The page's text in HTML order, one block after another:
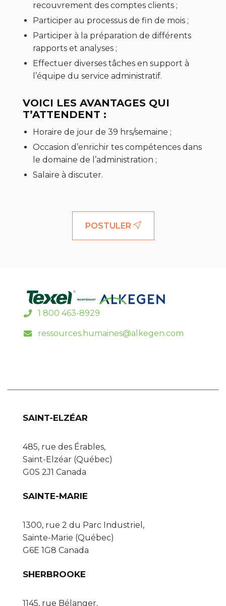
recouvrement des comptes clients ;
Participer au processus de fin de mois ;
Participer à la préparation de différents
rapports et analyses ;
Effectuer diverses tâches en support à
l’équipe du service administratif.
VOICI LES AVANTAGES QUI
T’ATTENDENT :
Horaire de jour de 39 hrs/semaine ;
Occasion d’enrichir tes compétences dans
le domaine de l’administration ;
Salaire à discuter.
POSTULER
1 800 463-8929
ressources.humaines@alkegen.com
SAINT-ELZÉAR
485, rue des Érables,
Saint-Elzéar (Québec)
G0S 2J1 Canada
SAINTE-MARIE
1300, rue 2 du Parc Industriel,
Sainte-Marie (Québec)
G6E 1G8 Canada
SHERBROOKE
1145, rue Bélanger,